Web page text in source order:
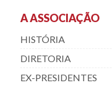
A ASSOCIAÇÃO
HISTÓRIA
DIRETORIA
EX-PRESIDENTES